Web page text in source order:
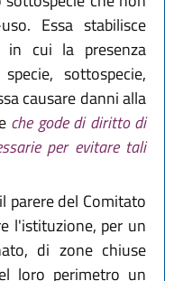
Essa stabilisce
cui la presenza
sottospecie,
causare danni alla
che gode di diritto di
per evitare tali
parere del Comitato
l'istituzione, per un
di zone chiuse
loro perimetro un